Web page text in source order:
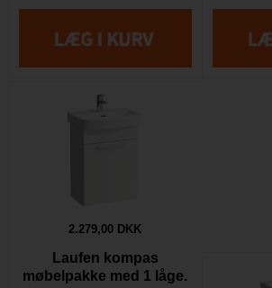
2.279,00 DKK
Laufen kompas
møbelpakke med 1 låge.